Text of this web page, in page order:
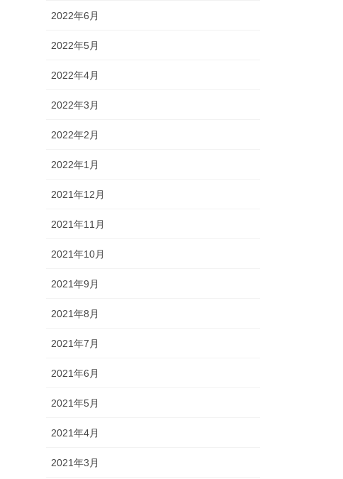
2022年6月
2022年5月
2022年4月
2022年3月
2022年2月
2022年1月
2021年12月
2021年11月
2021年10月
2021年9月
2021年8月
2021年7月
2021年6月
2021年5月
2021年4月
2021年3月